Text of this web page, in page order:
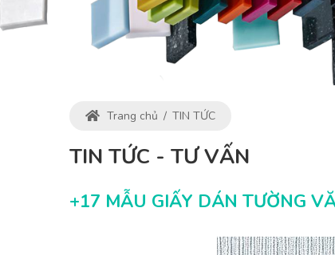
Trang chủ / TIN TỨC
TIN TỨC - TƯ VẤN
+17 MẪU GIẤY DÁN TƯỜNG